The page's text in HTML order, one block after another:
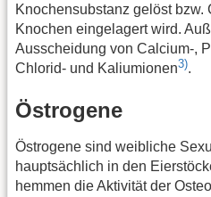
Knochensubstanz gelöst
Knochen eingelagert wird.
Ausscheidung von Calcium-,
Chlorid- und Kaliumionen3).
Östrogene
Östrogene sind weibliche
hauptsächlich in den
hemmen die Aktivität der